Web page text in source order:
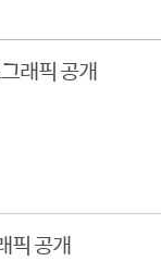
래픽 공개
픽 공개